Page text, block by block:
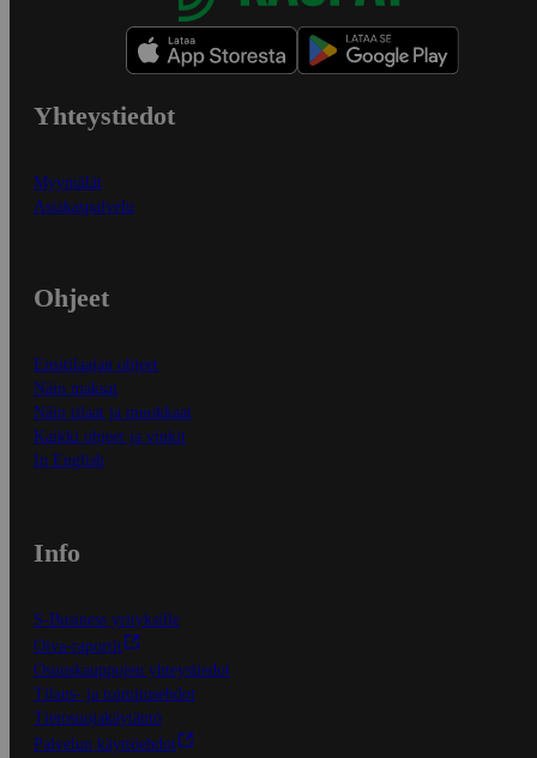
Yhteystiedot
Myymälät
Asiakaspalvelu
Ohjeet
Ensitilaajan ohjeet
Näin maksat
Näin tilaat ja muokkaat
Kaikki ohjeet ja vinkit
In English
Info
S-Business yrityksille
Oiva-raportit
Osuuskauppojen yhteystiedot
Tilaus- ja toimitusehdot
Tietosuojakäytäntö
Palvelun käyttöehdot